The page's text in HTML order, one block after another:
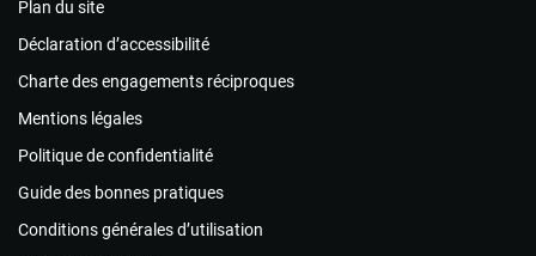
Plan du site
Déclaration d’accessibilité
Charte des engagements réciproques
Mentions légales
Politique de confidentialité
Guide des bonnes pratiques
Conditions générales d’utilisation